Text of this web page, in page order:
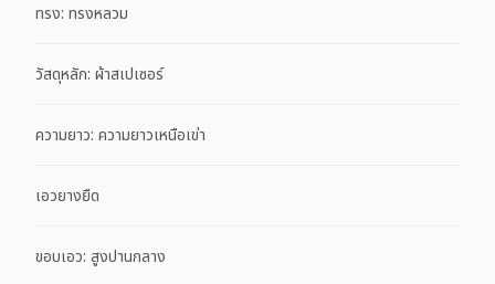
ทรง: ทรงหลวม
วัสดุหลัก: ผ้าสเปเซอร์
ความยาว: ความยาวเหนือเข่า
เอวยางยืด
ขอบเอว: สูงปานกลาง